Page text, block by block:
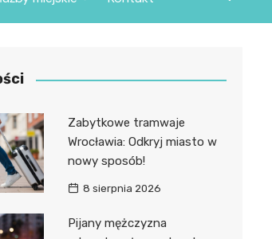
Policja
Zabytkowe tramwaje
Wrocławia: Odkryj miasto w
nowy sposób!
8 sierpnia 2026
Pijany mężczyzna